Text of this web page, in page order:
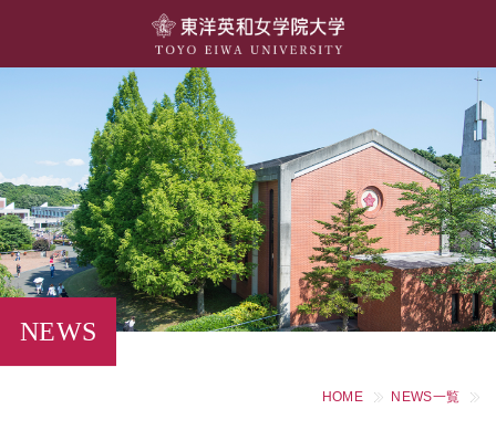
学部・学科
キャンパスライフ
留学・国際交流
キャリア・就職
NEWS
HOME NEWS一覧